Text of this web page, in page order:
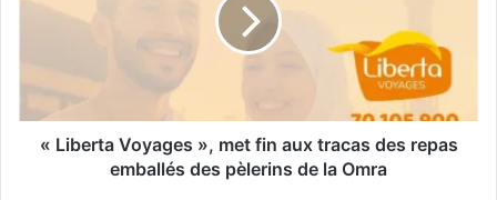
e
V
« Liberta Voyages », met fin aux tracas des repas
emballés des pèlerins de la Omra